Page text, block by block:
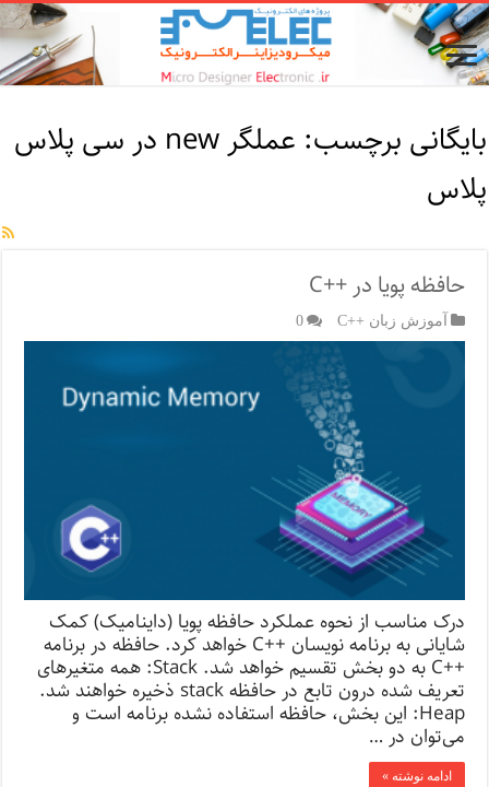
بایگانی برچسب:
عملگر new در سی پلاس
پلاس
حافظه پویا در ++C
آموزش زبان ++C 0
درک مناسب از نحوه عملکرد حافظه پویا (داینامیک) کمک
شایانی به برنامه نویسان ++C خواهد کرد. حافظه در برنامه
++C به دو بخش تقسیم خواهد شد. Stack: همه متغیرهای
تعریف شده درون تابع در حافظه stack ذخیره خواهند شد.
Heap: این بخش، حافظه استفاده نشده برنامه است و
می‌توان در …
ادامه نوشته »